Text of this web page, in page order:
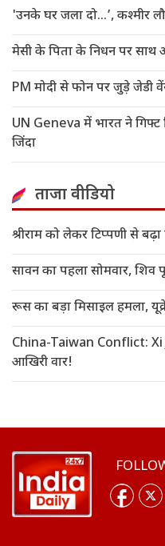
'उनके घर जला दो…’, कश्मीर
मेसी के पिता के निधन पर साथ
PM मोदी से फोन पर जुड़े जेडी
UN Geneva में भारत ने गिफ्ट
जिंदा
ताजा वीडियो
श्रीराम को लेकर टिप्पणी से
सावन का पहला सोमवार, शिव
रूस का बड़ा मिसाइल हमला,
China-Taiwan Conflict: Xi
आखिरी वार!